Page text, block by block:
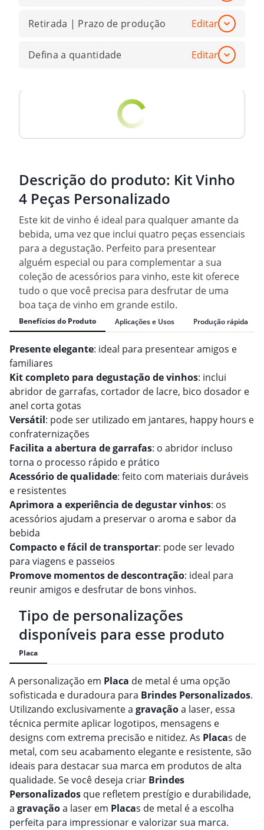
Retirada | Prazo de produção Editar
Defina a quantidade Editar
Descrição do produto: Kit Vinho
4 Peças Personalizado
Este kit de vinho é ideal para qualquer amante da
bebida, uma vez que inclui quatro peças essenciais
para a degustação. Perfeito para presentear
alguém especial ou para complementar a sua
coleção de acessórios para vinho, este kit oferece
tudo o que você precisa para desfrutar de uma
boa taça de vinho em grande estilo.
Benefícios do Produto Aplicações e Usos Produção rápida
Presente elegante: ideal para presentear amigos e
familiares
Kit completo para degustação de vinhos: inclui
abridor de garrafas, cortador de lacre, bico dosador e
anel corta gotas
Versátil: pode ser utilizado em jantares, happy hours e
confraternizações
Facilita a abertura de garrafas: o abridor incluso
torna o processo rápido e prático
Acessório de qualidade: feito com materiais duráveis
e resistentes
Aprimora a experiência de degustar vinhos: os
acessórios ajudam a preservar o aroma e sabor da
bebida
Compacto e fácil de transportar: pode ser levado
para viagens e passeios
Promove momentos de descontração: ideal para
reunir amigos e desfrutar de bons vinhos.
Tipo de personalizações
disponíveis para esse produto
Placa
A personalização em Placa de metal é uma opção
sofisticada e duradoura para Brindes Personalizados.
Utilizando exclusivamente a gravaçãoa laser, essa
técnica permite aplicar logotipos, mensagens e
designs com extrema precisão e nitidez. As Placas de
metal, com seu acabamento elegante e resistente, são
ideais para destacar sua marca em produtos de alta
qualidade. Se você deseja criar Brindes
Personalizados que refletem prestígio e durabilidade,
a gravaçãoa laser em Placas de metal é a escolha
perfeita para impressionar e valorizar sua marca.